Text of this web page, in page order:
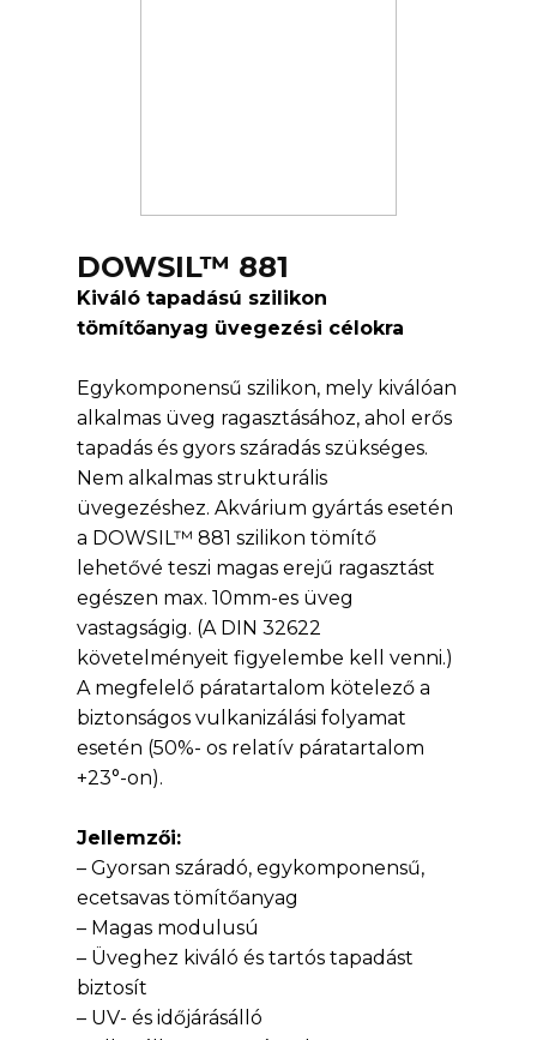
DOWSIL™ 881
Kiváló tapadású szilikon
tömítőanyag üvegezési célokra
Egykomponensű szilikon, mely kiválóan
alkalmas üveg ragasztásához, ahol erős
tapadás és gyors száradás szükséges.
Nem alkalmas strukturális
üvegezéshez. Akvárium gyártás esetén
a DOWSIL™ 881 szilikon tömítő
lehetővé teszi magas erejű ragasztást
egészen max. 10mm-es üveg
vastagságig. (A DIN 32622
követelményeit figyelembe kell venni.)
A megfelelő páratartalom kötelező a
biztonságos vulkanizálási folyamat
esetén (50%- os relatív páratartalom
+23°-on).
Jellemzői:
– Gyorsan száradó, egykomponensű,
ecetsavas tömítőanyag
– Magas modulusú
– Üveghez kiváló és tartós tapadást
biztosít
– UV- és időjárásálló